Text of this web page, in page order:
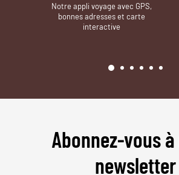
Notre appli voyage avec GPS,
bonnes adresses et carte
interactive
Abonnez-vous
newsletter